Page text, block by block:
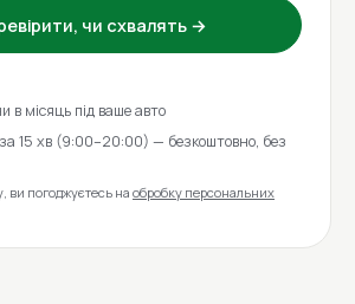
чи схвалять →
в місяць під ваше авто
15 хв (9:00–20:00) — безкоштовно, без
ви погоджуєтесь на обробку персональних